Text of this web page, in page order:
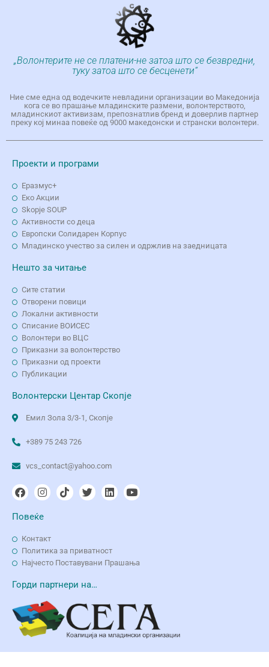
„Волонтерите не се платени-не затоа што се безвредни,
туку затоа што се бесценети“
Ние сме една од водечките невладини организации во Македонија
кога се во прашање младинските размени, волонтерството,
младинскиот активизам, препознатлив бренд и доверлив партнер
преку кој минаа повеќе од 9000 македонски и странски волонтери.
Проекти и програми
Еразмус+
Еко Aкции
Skopje SOUP
Активности со деца
Европски Солидарен Корпус
Младинско учество за силен и одржлив на заедницата
Нешто за читање
Сите статии
Отворени повици
Локални активности
Списание ВОИСЕС
Волонтери во ВЦС
Приказни за волонтерство
Приказни од проекти
Публикации
Волонтерски Центар Скопје
Емил Зола 3/3-1, Скопје
+389 75 243 726
vcs_contact@yahoo.com
Повеќе
Контакт
Политика за приватност
Најчесто Поставувани Прашања
Горди партнери на…